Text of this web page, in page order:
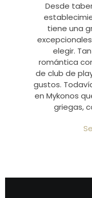
Desde
tiene una
elegir.
romántica
de club de
gustos.
en Mykonos
griegas,